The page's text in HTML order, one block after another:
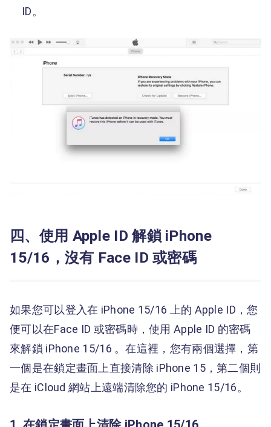
ID。
四、使用 Apple ID 解鎖 iPhone
15/16，沒有 Face ID 或密碼
如果您可以登入在 iPhone 15/16 上的 Apple ID，您
便可以在Face ID 或密碼時，使用 Apple ID 的密碼
來解鎖 iPhone 15/16 。在這裡，您有兩個選擇，第
一個是在鎖定畫面上直接清除 iPhone 15，第二個則
是在 iCloud 網站上遠端清除您的 iPhone 15/16。